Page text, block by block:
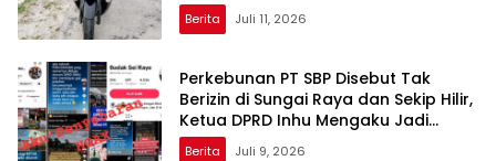
Berita Juli 11, 2026
Perkebunan PT SBP Disebut Tak
Berizin di Sungai Raya dan Sekip Hilir,
Ketua DPRD Inhu Mengaku Jadi
Sasaran Fitnah
Berita Juli 9, 2026